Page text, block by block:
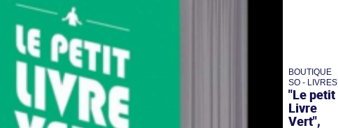
BOUTIQUE
SO - LIVRES
"Le petit
Livre
Vert",